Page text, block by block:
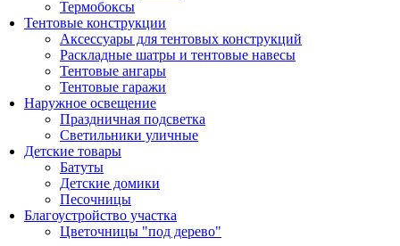
Термобоксы
Тентовые конструкции
Аксессуары для тентовых конструкций
Раскладные шатры и тентовые навесы
Тентовые ангары
Тентовые гаражи
Наружное освещение
Праздничная подсветка
Светильники уличные
Детские товары
Батуты
Детские домики
Песочницы
Благоустройство участка
Цветочницы "под дерево"